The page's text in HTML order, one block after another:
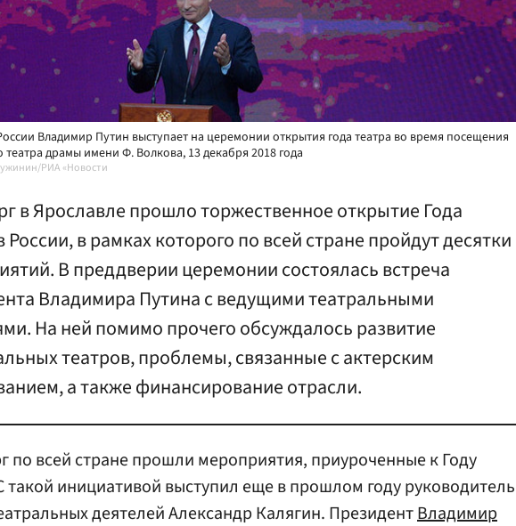
Владимир Путин выступает на церемонии открытия года театра во время посещения
театра драмы имени Ф. Волкова, 13 декабря 2018 года
РИА «Новости
в Ярославле прошло торжественное открытие Года
России, в рамках которого по всей стране пройдут десятки
В преддверии церемонии состоялась встреча
Владимира Путина с ведущими театральными
На ней помимо прочего обсуждалось развитие
театров, проблемы, связанные с актерским
а также финансирование отрасли.
по всей стране прошли мероприятия, приуроченные к Году
такой инициативой выступил еще в прошлом году руководитель
деятелей Александр Калягин. ПрезидентВладимир